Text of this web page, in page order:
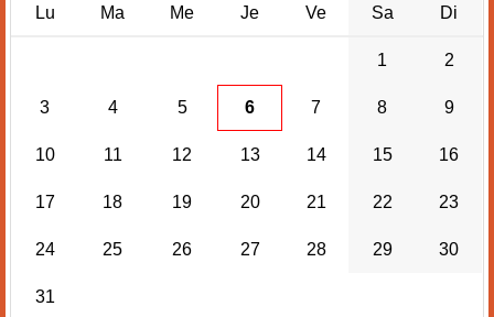
Lu Ma Me Je Ve Sa Di
1 2
3 4 5 6 7 8 9
10 11 12 13 14 15 16
17 18 19 20 21 22 23
24 25 26 27 28 29 30
31